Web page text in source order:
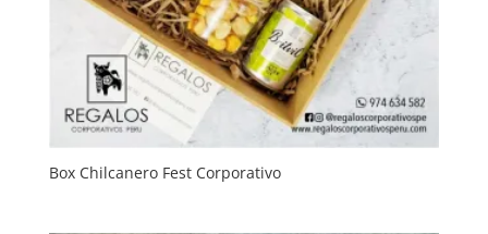
Box Chilcanero Fest Corporativo